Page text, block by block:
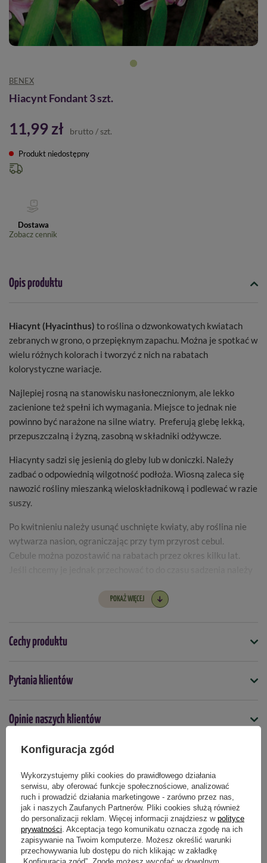
BENEX
Hiacynt Fondant 3 szt.
11,99 zł brutto / szt.
Produkt niedostępny
Dostawa
Zobacz cennik
Opis produktu
Hiacynt (Hyacinthus) to roślina o dzwonkowatych kwiatach
zebranych w grono, o przepięknym zapachu. Można je spotkać w
wielu różnych kolorach i tworzyć z nich na rabatach
kolorystyczne wariacje.
Najlepiej rosną na stanowisku nasłonecznionym, ale lekko
zacienione też spełni ich wymagania. Miejsce to jednak nie
powinno być narażone na silne wiatry. Preferują glebę lekką,
przepuszczalną i żyzną, zasobną w składniki odżywcze.
Hiacyntysadzi się jesienią do gleby lub w doniczki. Należy
zadbać o odpowiednią wilgotność podłoża. Wiosną zaleca się
nawozić rośliny mieszanką wieloskładnikową i podlewać w razie
suszy.
Po kwitnieniu należy usunąć uschnięte kwiaty, aby roślina nie
wytwarza nasion, ograniczając przy tym przyrost cebul.
Cebule można pozostawić na rabatach przez okres kilku lat.
W opakowaniu znajdują się 3 szt. cebulek
Głębokość sadzenia:
Kolor kwiatów:różowy
Wysokość rośliny:25-30 cm
Zimowanie: tak
POKAŻ WIĘCEJ
Cechy produktu
Symbol
5903772178746
jesień
Pytania klientów
Opinie naszych klientów
Produkty powiązane
Konfiguracja zgód
Wykorzystujemy pliki cookies do prawidłowego działania
serwisu, aby oferować funkcje społecznościowe, analizować
ruch i prowadzić działania marketingowe - zarówno przez nas,
jak i naszych Zaufanych Partnerów. Pliki cookies służą również
do personalizacji reklam. Więcej informacji znajdziesz w polityce
prywatności . Akceptacja tego komunikatu oznacza zgodę na ich
zapisywanie na Twoim komputerze. Możesz określić warunki
przechowywania lub dostępu do nich klikając w zakładkę